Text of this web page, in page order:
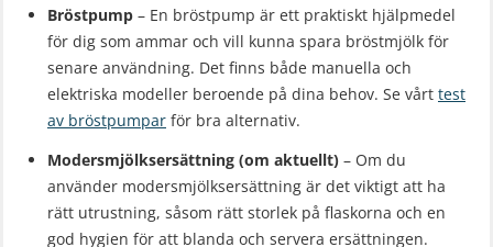
Bröstpump – En bröstpump är ett praktiskt hjälpmedel
för dig som ammar och vill kunna spara bröstmjölk för
senare användning. Det finns både manuella och
elektriska modeller beroende på dina behov. Se vårt test
av bröstpumpar för bra alternativ.
Modersmjölksersättning (om aktuellt) – Om du
använder modersmjölksersättning är det viktigt att ha
rätt utrustning, såsom rätt storlek på flaskorna och en
god hygien för att blanda och servera ersättningen.